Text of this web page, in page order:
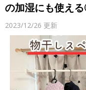
の加湿にも使え
2023/12/26 更新